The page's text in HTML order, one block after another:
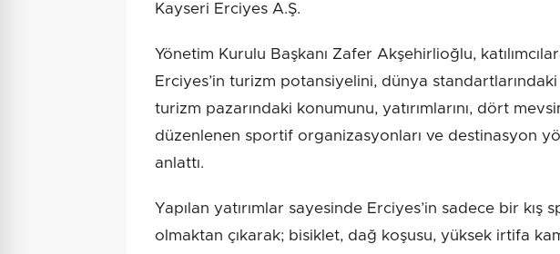
Kayseri Erciyes A.Ş.
Yönetim Kurulu Başkanı Zafer Akşehirlioğlu,
Erciyes’in turizm potansiyelini, dünya standartlarındaki
turizm pazarındaki konumunu, yatırımlarını, dört
düzenlenen sportif organizasyonları ve destinasyon
anlattı.
Yapılan yatırımlar sayesinde Erciyes’in sadece bir kış
olmaktan çıkarak; bisiklet, dağ koşusu, yüksek irtifa